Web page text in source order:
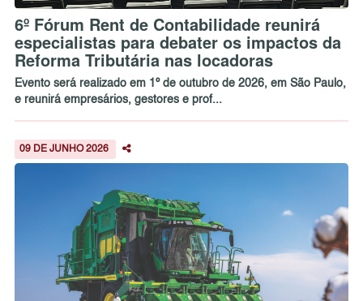
6º Fórum Rent de Contabilidade reunirá
especialistas para debater os impactos da
Reforma Tributária nas locadoras
Evento será realizado em 1º de outubro de 2026, em São Paulo,
e reunirá empresários, gestores e prof...
09 DE JUNHO 2026